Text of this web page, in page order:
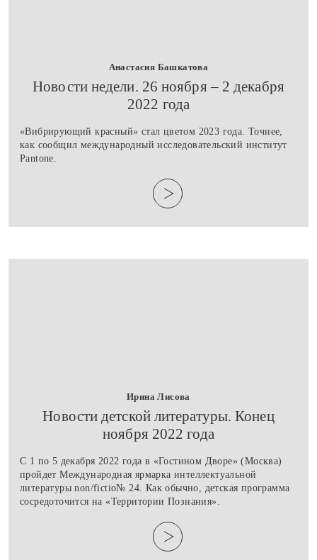
Анастасия Башкатова
​Новости недели. 26 ноября – 2 декабря
2022 года
«Вибрирующий красный» стал цветом 2023 года. Точнее,
как сообщил международный исследовательский институт
Pantone.
Ирина Лисова
​Новости детской литературы. Конец
ноября 2022 года
С 1 по 5 декабря 2022 года в «Гостином Дворе» (Москва)
пройдет Международная ярмарка интеллектуальной
литературы non/fictio№ 24. Как обычно, детская программа
сосредоточится на «Территории Познания».